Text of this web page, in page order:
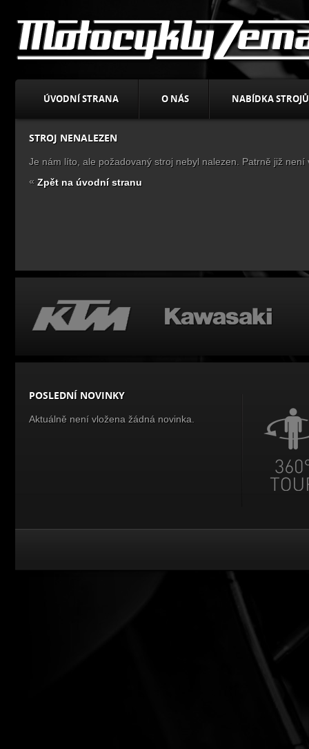
ÚVODNÍ STRANA O NÁS NABÍDKA STROJŮ
STROJ NENALEZEN
Je nám líto, ale požadovaný stroj nebyl nalezen. Patrně již není
« Zpět na úvodní stranu
POSLEDNÍ NOVINKY
Aktuálně není vložena žádná novinka.